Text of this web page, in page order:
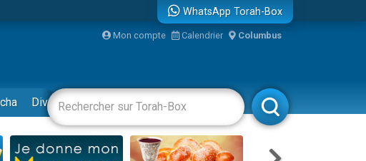
insalubre
WhatsApp Torah-Box
Mon compte Calendrier Columbus
Divertissements Livres Rabbanim